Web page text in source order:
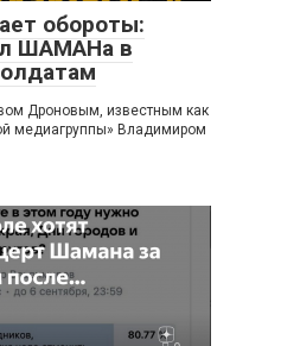
обороты:
ШАМАНа в
Дроновым, известным как
медиагруппы» Владимиром